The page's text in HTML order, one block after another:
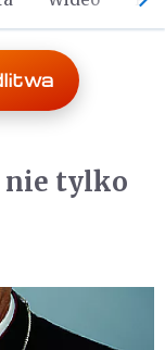
nie tylko